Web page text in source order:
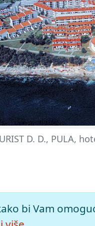
D. D., PULA,
mrežno izdanje.
pula>.
bi Vam